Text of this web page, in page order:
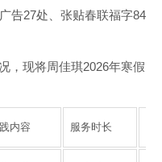
告27处、张贴春联福字84
，现将周佳琪2026年寒假
内容 服务时长